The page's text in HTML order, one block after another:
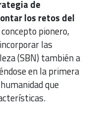
de
los retos del
pionero,
las
(SBN) también a
en la primera
que